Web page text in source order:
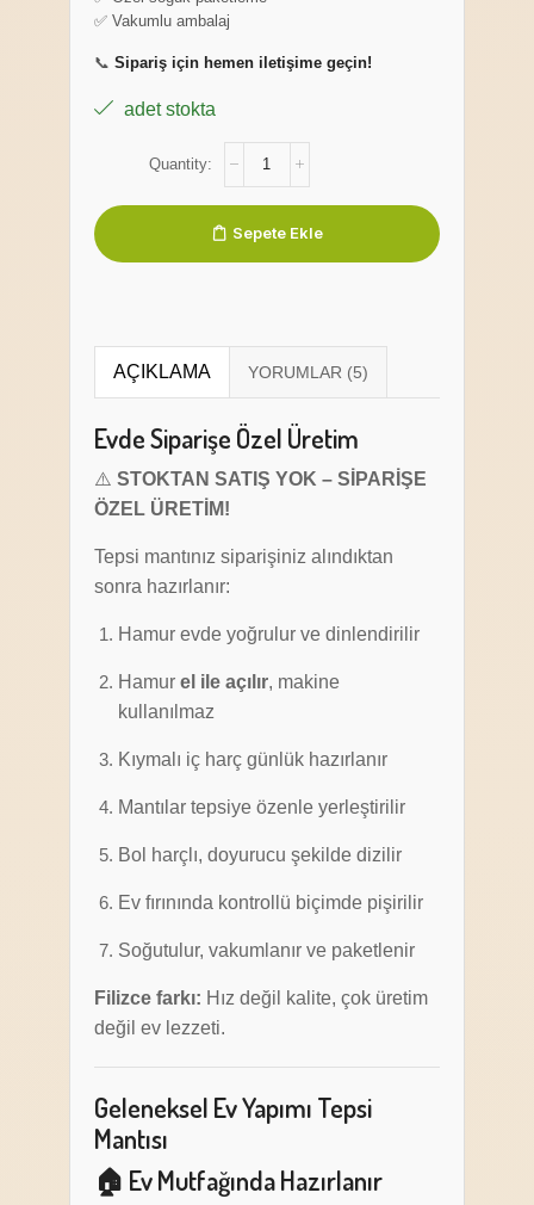
✅ Vakumlu ambalaj
📞 Sipariş için hemen iletişime geçin!
adet stokta
Sepete Ekle
AÇIKLAMA
Evde Siparişe Özel Üretim
⚠️ STOKTAN SATIŞ YOK – SİPARİŞE
ÖZEL ÜRETİM!
Tepsi mantınız siparişiniz alındıktan
sonra hazırlanır:
Hamur evde yoğrulur ve dinlendirilir
Hamur el ile açılır, makine
kullanılmaz
Kıymalı iç harç günlük hazırlanır
Mantılar tepsiye özenle yerleştirilir
Bol harçlı, doyurucu şekilde dizilir
Ev fırınında kontrollü biçimde pişirilir
Soğutulur, vakumlanır ve paketlenir
Filizce farkı: Hız değil kalite, çok üretim
değil ev lezzeti.
Geleneksel Ev Yapımı Tepsi
Mantısı
🏠 Ev Mutfağında Hazırlanır